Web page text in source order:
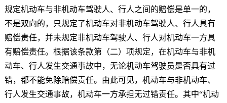
规定机动车与非机动车驾驶人、行人之间的赔偿是单一的，
不是双向的，只规定了机动车对非机动车驾驶人、行人具有
赔偿责任，并未规定非机动车驾驶人、行人对机动车一方具
有赔偿责任。根据该条款第（二）项规定，在机动车与非机
动车、行人发生交通事故中，无论机动车驾驶员是否具有过
错，都不能免除赔偿责任。由此可见，机动车与非机动车、
行人发生交通事故，机动车一方承担无过错责任。其中“机动